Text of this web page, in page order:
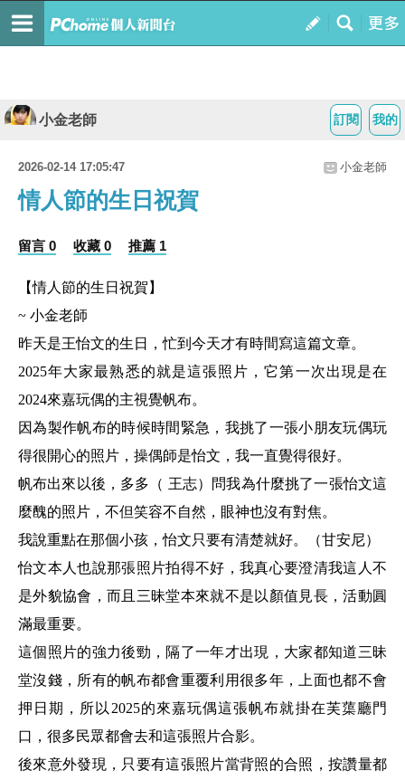
我的
訂閱
小金老師
2026-02-14 17:05:47 小金老師
情人節的生日祝賀
留言 0 收藏 0 推薦 1
【情人節的生日祝賀】
~ 小金老師
昨天是王怡文的生日，忙到今天才有時間寫這篇文章。
2025年大家最熟悉的就是這張照片，它第一次出現是在
2024來嘉玩偶的主視覺帆布。
因為製作帆布的時候時間緊急，我挑了一張小朋友玩偶玩
得很開心的照片，操偶師是怡文，我一直覺得很好。
帆布出來以後，多多（ 王志）問我為什麼挑了一張怡文這
麼醜的照片，不但笑容不自然，眼神也沒有對焦。
我說重點在那個小孩，怡文只要有清楚就好。（甘安尼）
怡文本人也說那張照片拍得不好，我真心要澄清我這人不
是外貌協會，而且三昧堂本來就不是以顏值見長，活動圓
滿最重要。
這個照片的強力後勁，隔了一年才出現，大家都知道三昧
堂沒錢，所有的帆布都會重覆利用很多年，上面也都不會
押日期，所以2025的來嘉玩偶這張帆布就掛在芙蕖廳門
口，很多民眾都會去和這張照片合影。
後來意外發現，只要有這張照片當背照的合照，按讚量都